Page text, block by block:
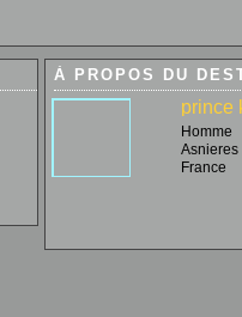
À PROPOS DU
prince
Homme
Asnieres
France